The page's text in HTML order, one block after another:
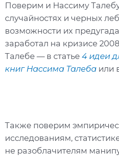
Поверим и Нассиму
случайностях и черных
возможности их
заработал на кризисе
Талебе — в статье 4 идеи
книг Нассима Талеба или
Также поверим
исследованиям,
не разоблачителям